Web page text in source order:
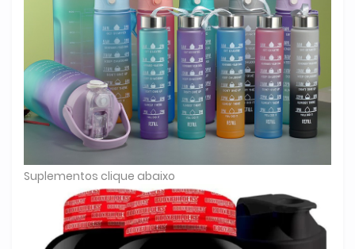
Suplementos clique abaixo